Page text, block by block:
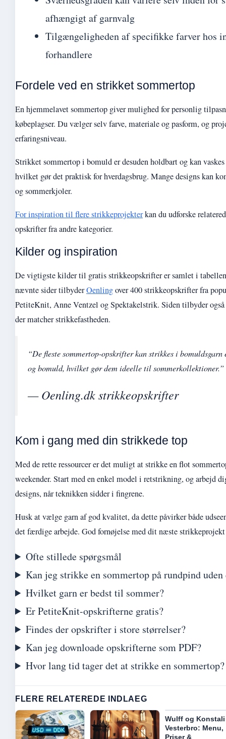
afhængigt af garnvalg
Tilgængeligheden af specifikke farver hos
forhandlere
Fordele ved en strikket sommertop
En hjemmelavet sommertop giver mulighed for personlig
købeplagser. Du vælger selv farve, materiale og pasform, og
erfaringsniveau.
Strikket sommertop i bomuld er desuden holdbart og kan
hvilket gør det praktisk for hverdagsbrug. Mange designs kan
og sommerkjoler.
For inspiration til flere strikkeprojekterkan du udforske
opskrifter fra andre kategorier.
Kilder og inspiration
De vigtigste kilder til gratis strikkeopskrifter er samlet i tabellen
nævnte sider tilbyderOenlingover 400 strikkeopskrifter fra
PetiteKnit, Anne Ventzel og Spektakelstrik. Siden tilbyder
der matcher strikkefastheden.
“De fleste sommertop-opskrifter kan strikkes i
og bomuld, hvilket gør dem ideelle til sommerkollektioner.”
— Oenling.dk strikkeopskrifter
Kom i gang med din strikkede top
Med de rette ressourcer er det muligt at strikke en flot
weekender. Start med en enkel model i retstrikning, og arbejd
designs, når teknikken sidder i fingrene.
Husk at vælge garn af god kvalitet, da dette påvirker både
det færdige arbejde. God fornøjelse med dit næste
Ofte stillede spørgsmål
Kan jeg strikke en sommertop på rundpind
Hvilket garn er bedst til sommer?
Er PetiteKnit-opskrifterne gratis?
Findes der opskrifter i store størrelser?
Kan jeg downloade opskrifterne som PDF?
Hvor lang tid tager det at strikke en sommertop?
FLERE RELATEREDE INDLAEG
Wulff og Konstali
Vesterbro: Menu,
Priser &